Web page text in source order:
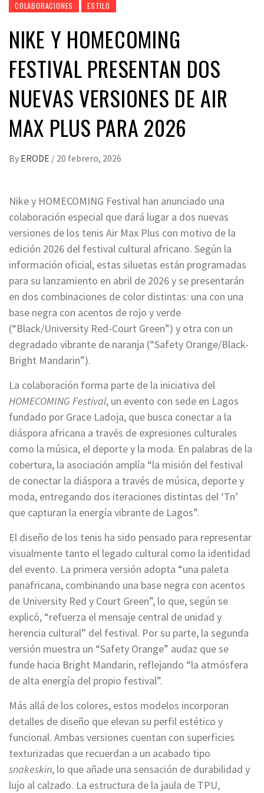
COLABORACIONES ESTILO
NIKE Y HOMECOMING
FESTIVAL PRESENTAN DOS
NUEVAS VERSIONES DE AIR
MAX PLUS PARA 2026
By ERODE / 20 febrero, 2026
Nike y HOMECOMING Festival han anunciado una
colaboración especial que dará lugar a dos nuevas
versiones de los tenis Air Max Plus con motivo de la
edición 2026 del festival cultural africano. Según la
información oficial, estas siluetas están programadas
para su lanzamiento en abril de 2026 y se presentarán
en dos combinaciones de color distintas: una con una
base negra con acentos de rojo y verde
(“Black/University Red-Court Green”) y otra con un
degradado vibrante de naranja (“Safety Orange/Black-
Bright Mandarin”).
La colaboración forma parte de la iniciativa del
HOMECOMING Festival, un evento con sede en Lagos
fundado por Grace Ladoja, que busca conectar a la
diáspora africana a través de expresiones culturales
como la música, el deporte y la moda. En palabras de la
cobertura, la asociación amplía “la misión del festival
de conectar la diáspora a través de música, deporte y
moda, entregando dos iteraciones distintas del ‘Tn’
que capturan la energía vibrante de Lagos”.
El diseño de los tenis ha sido pensado para representar
visualmente tanto el legado cultural como la identidad
del evento. La primera versión adopta “una paleta
panafricana, combinando una base negra con acentos
de University Red y Court Green”, lo que, según se
explicó, “refuerza el mensaje central de unidad y
herencia cultural” del festival. Por su parte, la segunda
versión muestra un “Safety Orange” audaz que se
funde hacia Bright Mandarin, reflejando “la atmósfera
de alta energía del propio festival”.
Más allá de los colores, estos modelos incorporan
detalles de diseño que elevan su perfil estético y
funcional. Ambas versiones cuentan con superficies
texturizadas que recuerdan a un acabado tipo
snakeskin, lo que añade una sensación de durabilidad y
lujo al calzado. La estructura de la jaula de TPU,